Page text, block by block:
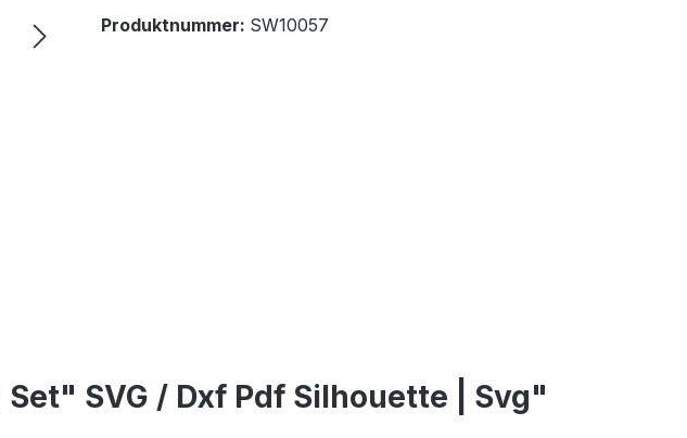
Produktnummer: SW10057
SVG / Dxf Pdf Silhouette | Svg"